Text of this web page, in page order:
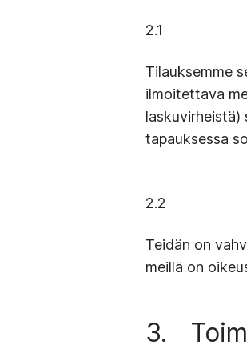
2.1
Tilauksemme
ilmoitettava
tapauksessa
2.2
Teidän on
meillä on
3.